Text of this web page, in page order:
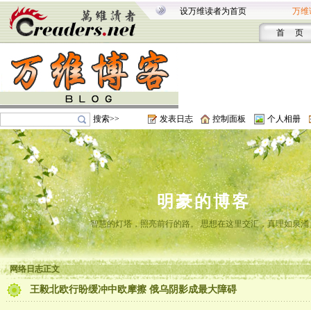
设万维读者为首页 万维
首 页
搜索>> 发表日志 控制面板 个人相册
明豪的博客
智慧的灯塔，照亮前行的路。 思想在这里交汇，真理如泉涌
网络日志正文
王毅北欧行盼缓冲中欧摩擦 俄乌阴影成最大障碍